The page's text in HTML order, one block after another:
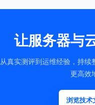
让服务器与
从真实测评到运维经验，持
更高效
浏览技术